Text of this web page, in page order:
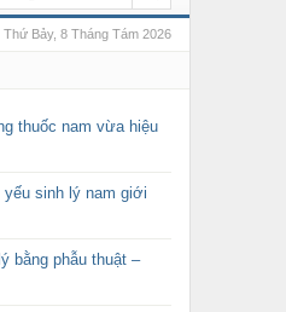
Thứ Bảy, 8 Tháng Tám 2026
thuốc nam vừa hiệu
sinh lý nam giới
bằng phẫu thuật –